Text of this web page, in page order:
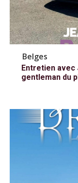
Belges
Entretien avec
gentleman du